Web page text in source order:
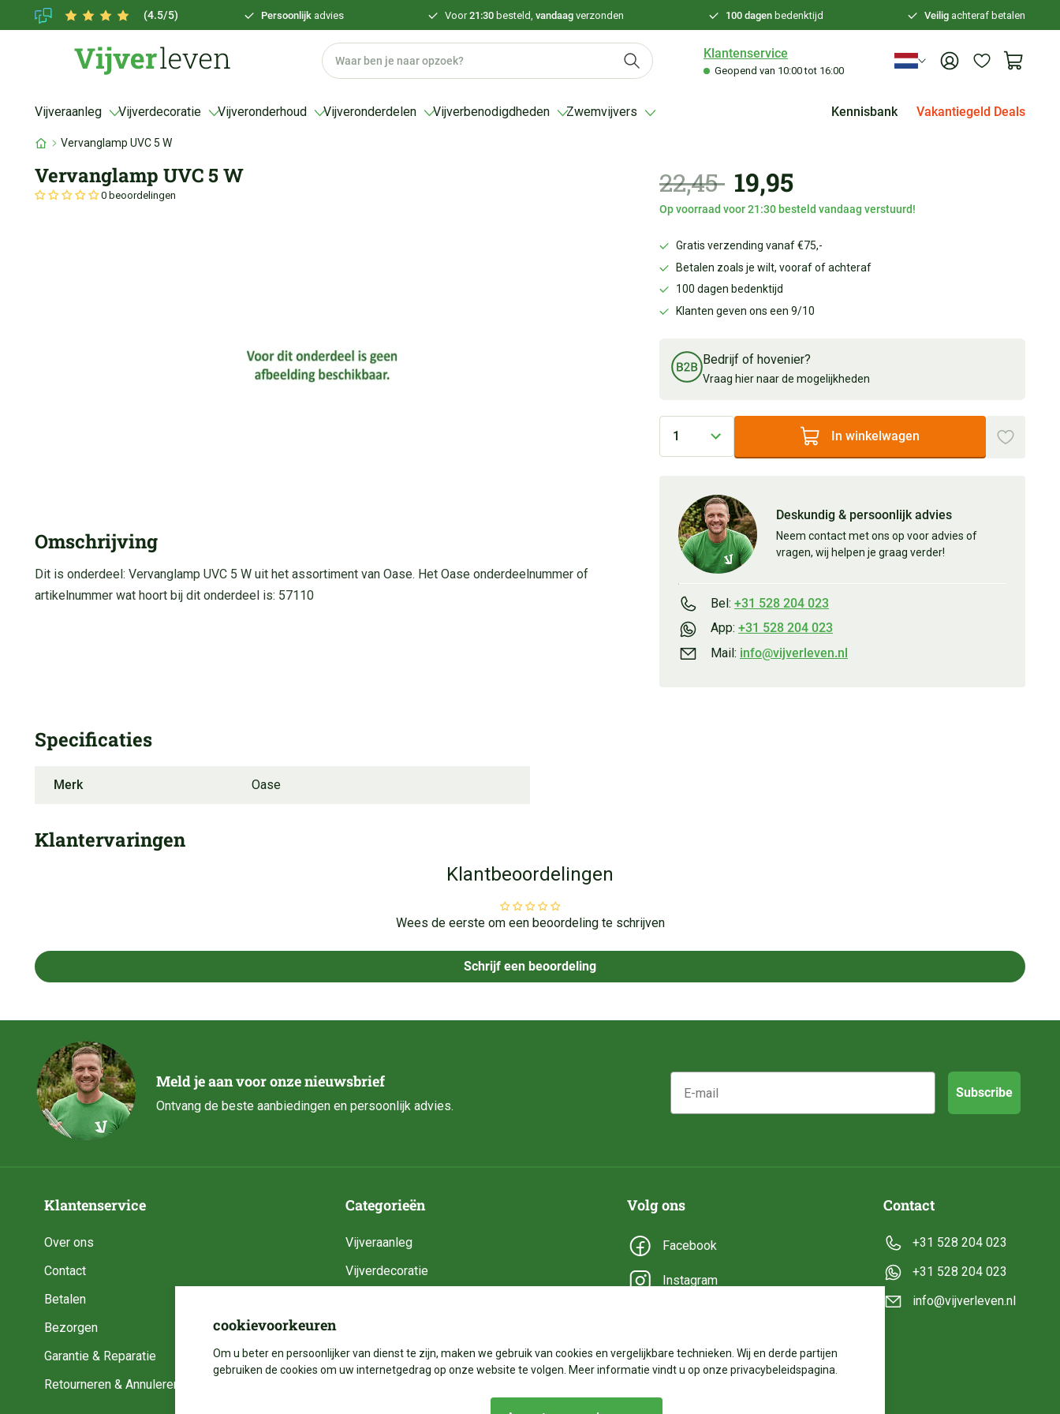
(4.5/5) Persoonlijk advies Voor21:30 besteld,vandaagverzonden 100 dagenbedenktijd Veiligachteraf betalen
Klantenservice
Geopend van 10:00 tot 16:00
Vijveraanleg Vijverdecoratie Vijveronderhoud Vijveronderdelen Vijverbenodigdheden Zwemvijvers Kennisbank Vakantiegeld Deals
Vervanglamp UVC 5 W
Vervanglamp UVC 5 W
0 beoordelingen 22,45 19,95
Op voorraad voor 21:30 besteld vandaag verstuurd!
Gratis verzending vanaf €75,-
Betalen zoals je wilt, vooraf of achteraf
100 dagen bedenktijd
Klanten geven ons een 9/10
Bedrijf of hovenier?
Vraag hier naar de mogelijkheden
In winkelwagen
Deskundig & persoonlijk advies
Neem contact met ons op voor advies of
vragen, wij helpen je graag verder!
Bel: +31 528 204 023
App: +31 528 204 023
Mail: info@vijverleven.nl
Omschrijving
Dit is onderdeel: Vervanglamp UVC 5 W uit het assortiment van Oase. Het Oase onderdeelnummer of
artikelnummer wat hoort bij dit onderdeel is: 57110
Specificaties
Merk Oase
Klantervaringen
Klantbeoordelingen
Wees de eerste om een beoordeling te schrijven
Schrijf een beoordeling
Meld je aan voor onze nieuwsbrief
Ontvang de beste aanbiedingen en persoonlijk advies.
E-mail
Subscribe
Klantenservice
Over ons
Contact
Betalen
Bezorgen
Garantie & Reparatie
Retourneren & Annuleren
Categorieën
Vijveraanleg
Vijverdecoratie
Vijverbenodigdheden
Volg ons
Facebook
Instagram
Contact
+31 528 204 023
+31 528 204 023
info@vijverleven.nl
cookievoorkeuren
Om u beter en persoonlijker van dienst te zijn, maken we gebruik van cookies en vergelijkbare technieken. Wij en derde partijen
gebruiken de cookies om uw internetgedrag op onze website te volgen. Meer informatie vindt u op onze privacybeleidspagina.